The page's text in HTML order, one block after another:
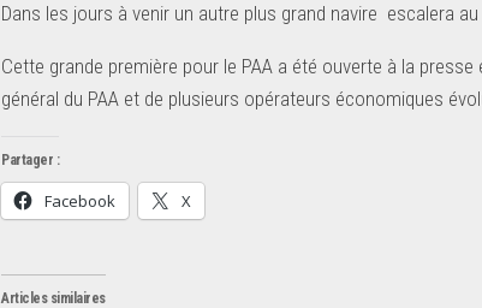
Dans les jours à venir un autre plus grand navire escalera
Cette grande première pour le PAA a été ouverte à la
général du PAA et de plusieurs opérateurs économiques
Partager :
Facebook X
Articles similaires